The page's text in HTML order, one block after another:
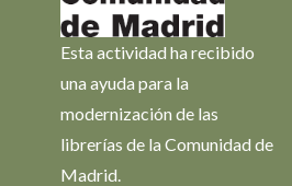
Esta actividad ha recibido
una ayuda para la
modernización de las
librerías de la Comunidad de
Madrid.